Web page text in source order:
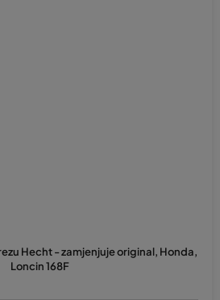
Hecht - zamjenjuje original, Honda,
Loncin 168F